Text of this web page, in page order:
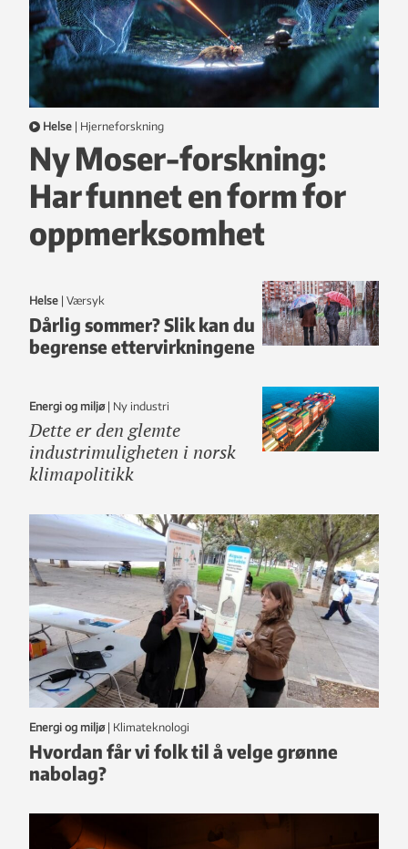
Helse | hjerneforskning
Ny Moser-forskning:
Har funnet en form for
oppmerksomhet
Helse | Værsyk
Dårlig sommer? Slik kan du
begrense ettervirkningene
Energi og miljø | ny industri
Dette er den glemte
industrimuligheten i norsk
klimapolitikk
Energi og miljø | klimateknologi
Hvordan får vi folk til å velge grønne
nabolag?